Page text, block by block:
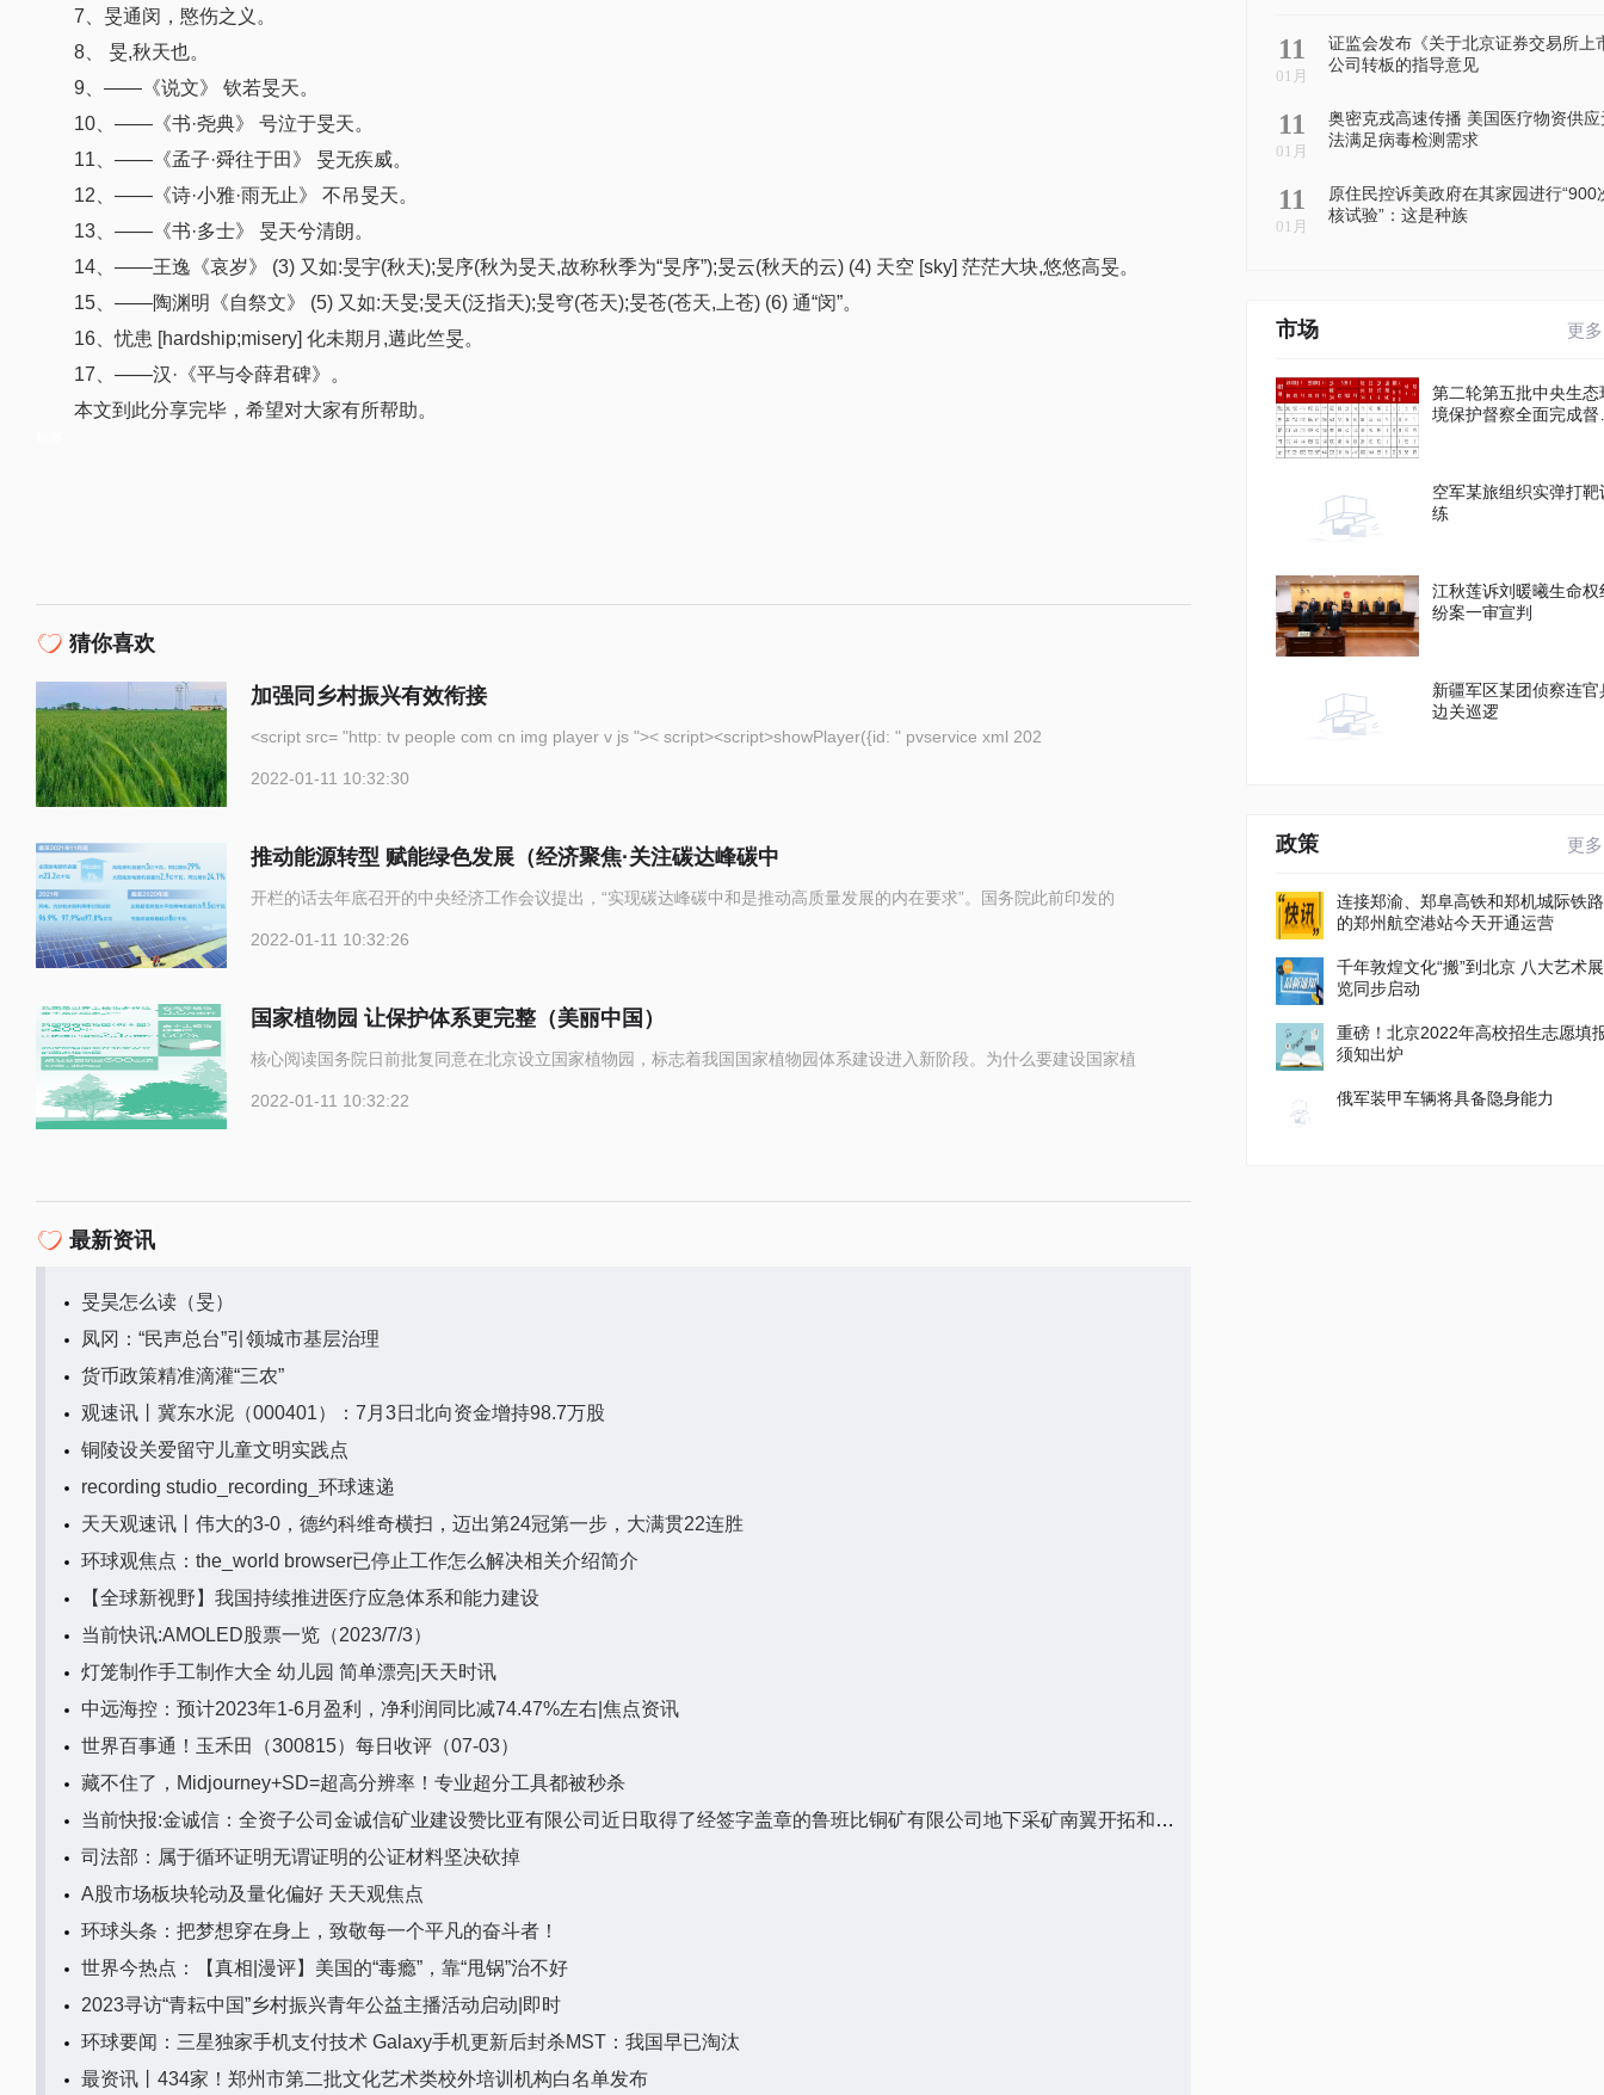
7、旻通闵，愍伤之义。
8、 旻,秋天也。
9、——《说文》 钦若旻天。
10、——《书·尧典》 号泣于旻天。
11、——《孟子·舜往于田》 旻无疾威。
12、——《诗·小雅·雨无止》 不吊旻天。
13、——《书·多士》 旻天兮清朗。
14、——王逸《哀岁》 (3) 又如:旻宇(秋天);旻序(秋为旻天,故称秋季为“旻序”);旻云(秋天的云) (4) 天空 [sky] 茫茫大块,悠悠高旻。
15、——陶渊明《自祭文》 (5) 又如:天旻;旻天(泛指天);旻穹(苍天);旻苍(苍天,上苍) (6) 通“闵”。
16、忧患 [hardship;misery] 化未期月,遘此竺旻。
17、——汉·《平与令薛君碑》。
本文到此分享完毕，希望对大家有所帮助。
猜你喜欢
加强同乡村振兴有效衔接
<script src= "http: tv people com cn img player v js ">< script><script>showPlayer({id: " pvservice xml 202
2022-01-11 10:32:30
推动能源转型 赋能绿色发展（经济聚焦·关注碳达峰碳中
开栏的话去年底召开的中央经济工作会议提出，“实现碳达峰碳中和是推动高质量发展的内在要求”。国务院此前印发的
2022-01-11 10:32:26
国家植物园 让保护体系更完整（美丽中国）
核心阅读国务院日前批复同意在北京设立国家植物园，标志着我国国家植物园体系建设进入新阶段。为什么要建设国家植
2022-01-11 10:32:22
最新资讯
旻昊怎么读（旻）
凤冈：“民声总台”引领城市基层治理
货币政策精准滴灌“三农”
观速讯丨冀东水泥（000401）：7月3日北向资金增持98.7万股
铜陵设关爱留守儿童文明实践点
recording studio_recording_环球速递
天天观速讯丨伟大的3-0，德约科维奇横扫，迈出第24冠第一步，大满贯22连胜
环球观焦点：the_world browser已停止工作怎么解决相关介绍简介
【全球新视野】我国持续推进医疗应急体系和能力建设
当前快讯:AMOLED股票一览（2023/7/3）
灯笼制作手工制作大全 幼儿园 简单漂亮|天天时讯
中远海控：预计2023年1-6月盈利，净利润同比减74.47%左右|焦点资讯
世界百事通！玉禾田（300815）每日收评（07-03）
藏不住了，Midjourney+SD=超高分辨率！专业超分工具都被秒杀
当前快报:金诚信：全资子公司金诚信矿业建设赞比亚有限公司近日取得了经签字盖章的鲁班比铜矿有限公司地下采矿南翼开拓和生产运营合同
司法部：属于循环证明无谓证明的公证材料坚决砍掉
A股市场板块轮动及量化偏好 天天观焦点
环球头条：把梦想穿在身上，致敬每一个平凡的奋斗者！
世界今热点：【真相|漫评】美国的“毒瘾”，靠“甩锅”治不好
2023寻访“青耘中国”乡村振兴青年公益主播活动启动|即时
环球要闻：三星独家手机支付技术 Galaxy手机更新后封杀MST：我国早已淘汰
最资讯丨434家！郑州市第二批文化艺术类校外培训机构白名单发布
11
01月
证监会发布《关于北京证券交易所上
公司转板的指导意见
11
01月
奥密克戎高速传播 美国医疗物资供应
法满足病毒检测需求
11
01月
原住民控诉美政府在其家园进行“900
核试验”：这是种族
市场 更多
第二轮第五批中央生态
境保护督察全面完成督
空军某旅组织实弹打靶
练
江秋莲诉刘暖曦生命权
纷案一审宣判
新疆军区某团侦察连官
边关巡逻
政策 更多
连接郑渝、郑阜高铁和郑机城际铁路
的郑州航空港站今天开通运营
千年敦煌文化“搬”到北京 八大艺术展
览同步启动
重磅！北京2022年高校招生志愿填
须知出炉
俄军装甲车辆将具备隐身能力